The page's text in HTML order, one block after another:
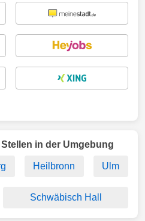
in der Umgebung
Heilbronn Ulm
Schwäbisch Hall